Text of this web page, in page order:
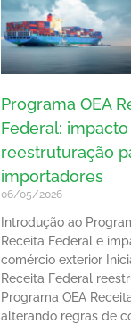
Programa OEA
Federal: impacto
reestruturação
importadores
06/05/2026
Introdução ao
Receita Federal e
comércio exterior
Receita Federal
Programa OEA
alterando regras de